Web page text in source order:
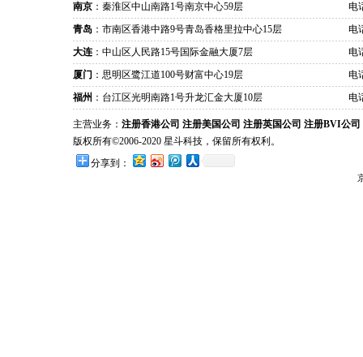
南京 ：秦淮区中山南路1号南京中心59层
电
青岛 ：市南区香港中路9号青岛香格里拉中心15层
电
大连 ：中山区人民路15号国际金融大厦7层
电
厦门 ：思明区鹭江道100号财富中心19层
电
福州 ：台江区光明南路1号升龙汇金大厦10层 电
主营业务： 注册香港公司 注册美国公司 注册英国公司 注册BVI公司
版权所有©2006-2020 星斗科技，保留所有权利。
分享到：